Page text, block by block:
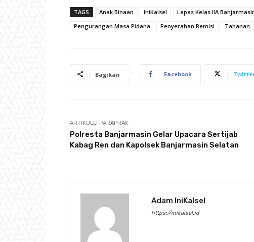
TAGS Anak Binaan IniKalsel Lapas Kelas IIA
Pengurangan Masa Pidana
Penyerahan Remisi Tahanan
Bagikan Facebook
ARTIKULLI PARAPRAK
Polresta Banjarmasin Gelar Upacara Sertijab
Kabag Ren dan Kapolsek Banjarmasin Selatan
Adam IniKalsel
https://inikalsel.id